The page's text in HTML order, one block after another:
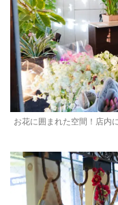
お花に囲まれた空間！店内